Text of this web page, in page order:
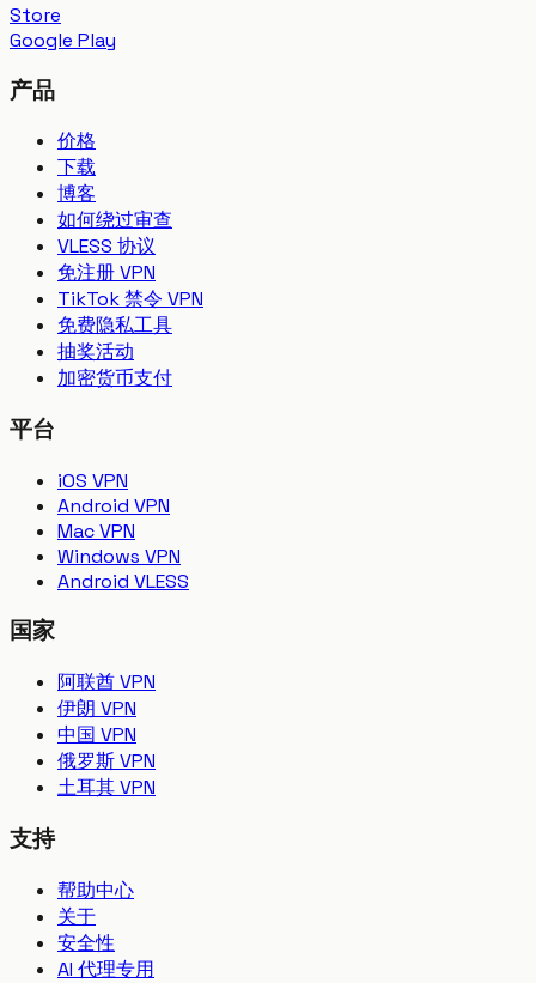
Store
Google Play
产品
价格
下载
博客
如何绕过审查
VLESS 协议
免注册 VPN
TikTok 禁令 VPN
免费隐私工具
抽奖活动
加密货币支付
平台
iOS VPN
Android VPN
Mac VPN
Windows VPN
Android VLESS
国家
阿联酋 VPN
伊朗 VPN
中国 VPN
俄罗斯 VPN
土耳其 VPN
支持
帮助中心
关于
安全性
AI 代理专用